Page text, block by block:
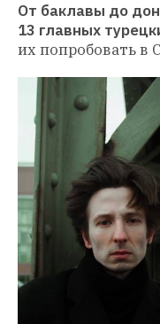
От баклавы до
13 главных
их попробовать в